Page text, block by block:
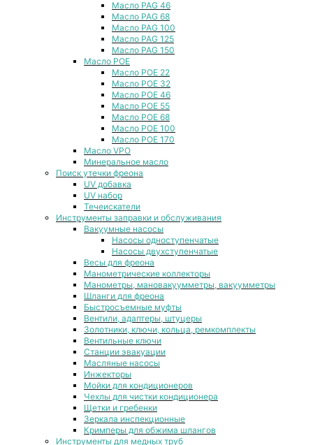
Масло PAG 46
Масло PAG 68
Масло PAG 100
Масло PAG 125
Масло PAG 150
Масло POE
Масло POE 22
Масло POE 32
Масло POE 46
Масло POE 55
Масло POE 68
Масло POE 100
Масло POE 170
Масло VPO
Минеральное масло
Поиск утечки фреона
UV добавка
UV набор
Течеискатели
Инструменты заправки и обслуживания
Вакуумные насосы
Насосы одноступенчатые
Насосы двухступенчатые
Весы для фреона
Манометрические коллекторы
Манометры, мановакуумметры, вакуумметры
Шланги для фреона
Быстросъемные муфты
Вентили, адаптеры, штуцеры
Золотники, ключи, кольца, ремкомплекты
Вентильные ключи
Станции эвакуации
Масляные насосы
Инжекторы
Мойки для кондиционеров
Чехлы для чистки кондиционера
Щетки и гребенки
Зеркала инспекционные
Кримперы для обжима шлангов
Инструменты для медных труб